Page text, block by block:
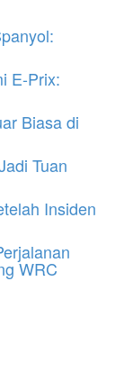
E-Prix:
Biasa di
Tuan
Insiden
WRC